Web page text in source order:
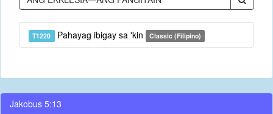
T1220 Pahayag ibigay sa 'kin Classic (Filipino)
Jakobus 5:13